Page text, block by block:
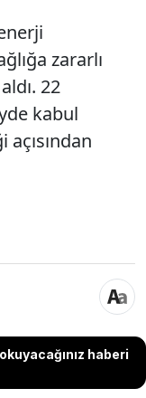
zararlı
22
kabul
haberi